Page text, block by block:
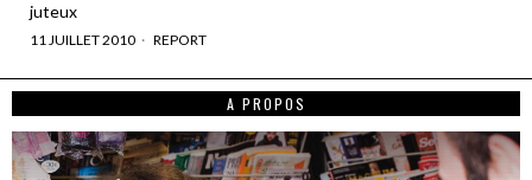
juteux
11 JUILLET 2010 REPORT
A PROPOS